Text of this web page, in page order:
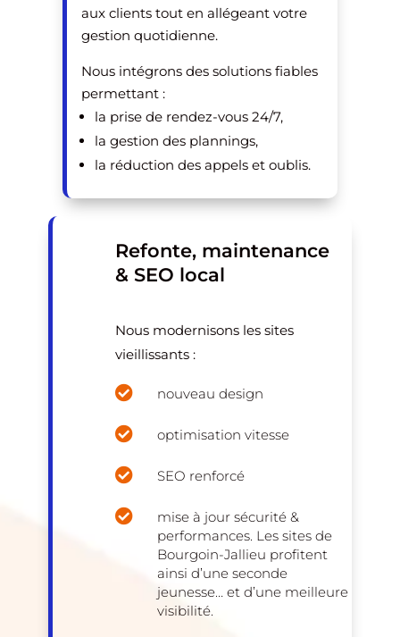
aux clients tout en allégeant votre
gestion quotidienne.
Nous intégrons des solutions fiables
permettant :
la prise de rendez-vous 24/7,
la gestion des plannings,
la réduction des appels et oublis.
Refonte, maintenance
& SEO local
Nous modernisons les sites
vieillissants :
 nouveau design
 optimisation vitesse
 SEO renforcé

mise à jour sécurité &
performances. Les sites de
Bourgoin-Jallieu profitent
ainsi d’une seconde
jeunesse… et d’une meilleure
visibilité.